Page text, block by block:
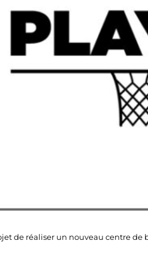
de réaliser un nouveau centre